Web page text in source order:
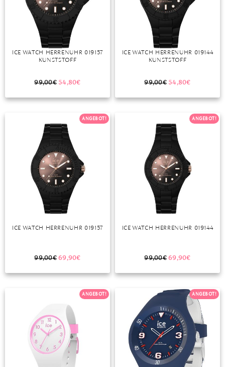
DIOPSID
FLUORIT
GRANAT
IOLITH
JADE
KUNZIT
KYANIT
LABRADORIT
LAPISLAZULI
MORGANIT
PYRIT
QUARZ
ROSENQUARZ
UNGLAUBLICH
WINTER
DINNER
ERSTES DATE
ROTER TEPPICH
TREND DES MONATS
ICE WATCH HERRENUHR 019157
KUNSTSTOFF
99,00€ 54,80€
ICE WATCH HERRENUHR 019144
KUNSTSTOFF
99,00€ 54,80€
ANGEBOT!
ICE WATCH HERRENUHR 019157
99,00€ 69,90€
ANGEBOT!
ICE WATCH HERRENUHR 019144
99,00€ 69,90€
ANGEBOT! ANGEBOT!